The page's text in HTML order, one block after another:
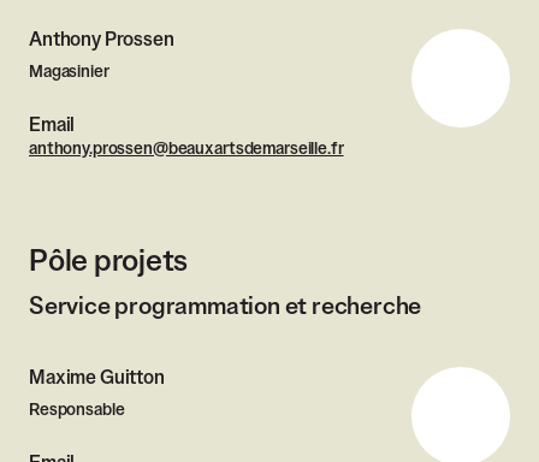
Anthony Prossen
Magasinier
Email
anthony.prossen@beauxartsdemarseille.fr
Pôle projets
Service programmation et recherche
Maxime Guitton
Responsable